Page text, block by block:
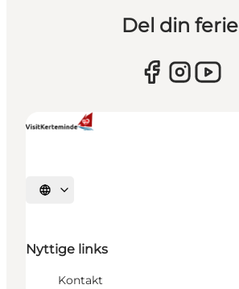
Del din ferie
Vælg sprog
Nyttige links
Kontakt